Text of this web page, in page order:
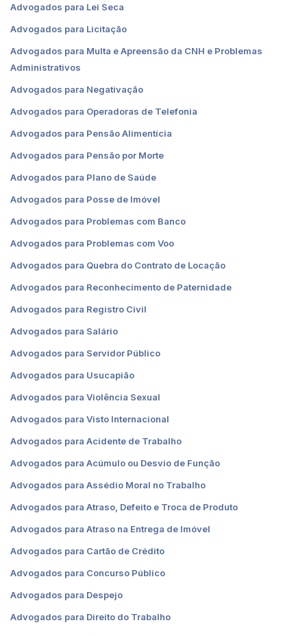
Advogados para Lei Seca
Advogados para Licitação
Advogados para Multa e Apreensão da CNH e Problemas
Administrativos
Advogados para Negativação
Advogados para Operadoras de Telefonia
Advogados para Pensão Alimentícia
Advogados para Pensão por Morte
Advogados para Plano de Saúde
Advogados para Posse de Imóvel
Advogados para Problemas com Banco
Advogados para Problemas com Voo
Advogados para Quebra do Contrato de Locação
Advogados para Reconhecimento de Paternidade
Advogados para Registro Civil
Advogados para Salário
Advogados para Servidor Público
Advogados para Usucapião
Advogados para Violência Sexual
Advogados para Visto Internacional
Advogados para Acidente de Trabalho
Advogados para Acúmulo ou Desvio de Função
Advogados para Assédio Moral no Trabalho
Advogados para Atraso, Defeito e Troca de Produto
Advogados para Atraso na Entrega de Imóvel
Advogados para Cartão de Crédito
Advogados para Concurso Público
Advogados para Despejo
Advogados para Direito do Trabalho